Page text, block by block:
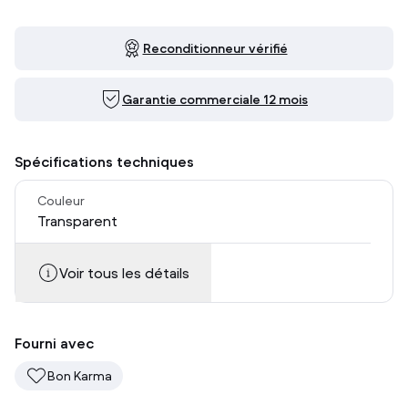
Reconditionneur vérifié
Garantie commerciale 12 mois
Spécifications techniques
Couleur
Transparent
Voir tous les détails
Fourni avec
Bon Karma